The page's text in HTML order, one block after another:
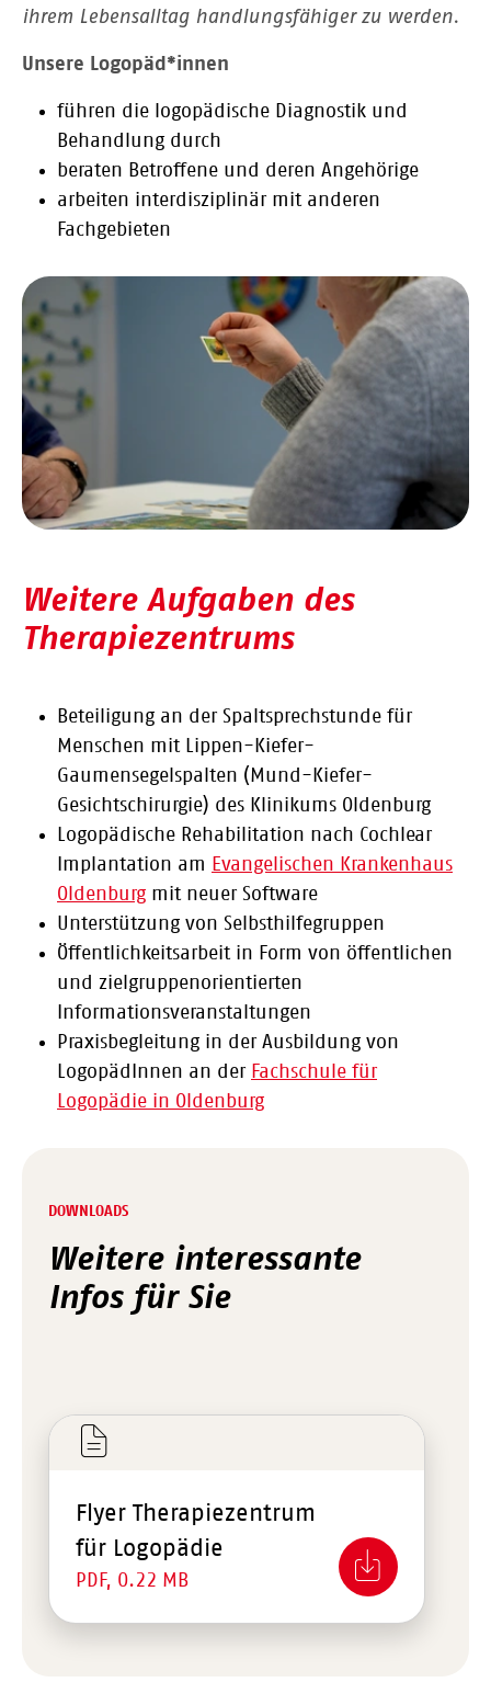
ihrem Lebensalltag handlungsfähiger zu werden.
Unsere Logopäd*innen
führen die logopädische Diagnostik und
Behandlung durch
beraten Betroffene und deren Angehörige
arbeiten interdisziplinär mit anderen
Fachgebieten
Weitere Aufgaben des
Therapiezentrums
Beteiligung an der Spaltsprechstunde für
Menschen mit Lippen-Kiefer-
Gaumensegelspalten (Mund-Kiefer-
Gesichtschirurgie) des Klinikums Oldenburg
Logopädische Rehabilitation nach Cochlear
Implantation am Evangelischen Krankenhaus
Oldenburg mit neuer Software
Unterstützung von Selbsthilfegruppen
Öffentlichkeitsarbeit in Form von öffentlichen
und zielgruppenorientierten
Informationsveranstaltungen
Praxisbegleitung in der Ausbildung von
LogopädInnen an der Fachschule für
Logopädie in Oldenburg
DOWNLOADS
Weitere interessante
Infos für Sie
Flyer Therapiezentrum
für Logopädie
PDF, 0.22 MB